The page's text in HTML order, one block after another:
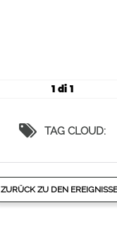
1 di 1
TAG CLOUD:
ZURÜCK ZU DEN